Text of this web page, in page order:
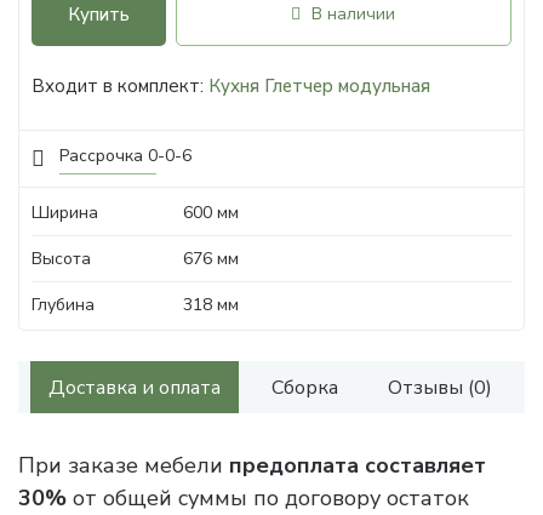
Рассрочка 0-0-6
Купить В наличии
Входит в комплект: Кухня Глетчер модульная
Ширина
600 мм
Высота
676 мм
Глубина
318 мм
Доставка и оплата Сборка Отзывы (0)
При заказе мебели предоплата составляет
30% от общей суммы по договору остаток